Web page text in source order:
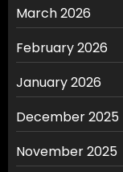
March 2026
February 2026
January 2026
December 2025
November 2025